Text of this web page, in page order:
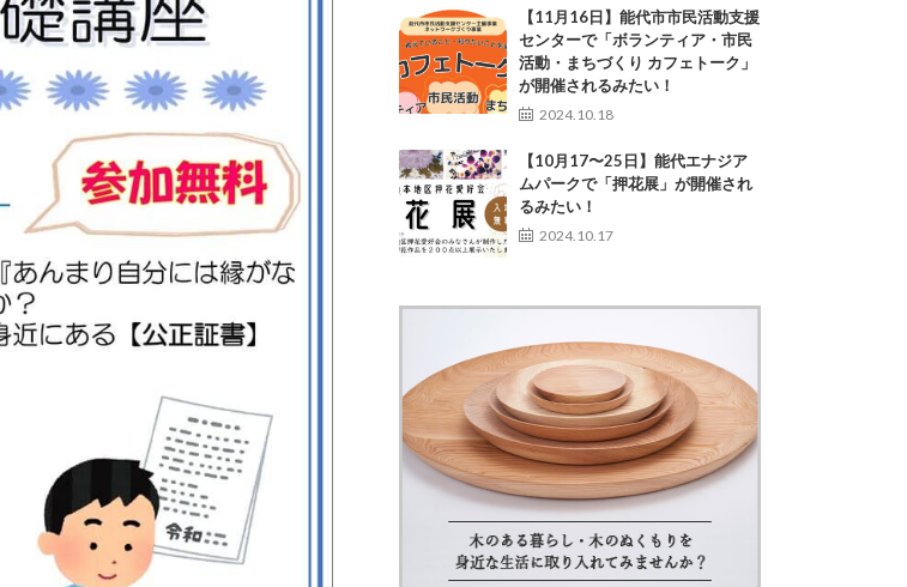
【11月16日】能代市市民活動支援
センターで「ボランティア・市民
活動・まちづくり カフェトーク」
が開催されるみたい！
2024.10.18
【10月17〜25日】能代エナジア
ムパークで「押花展」が開催され
るみたい！
2024.10.17